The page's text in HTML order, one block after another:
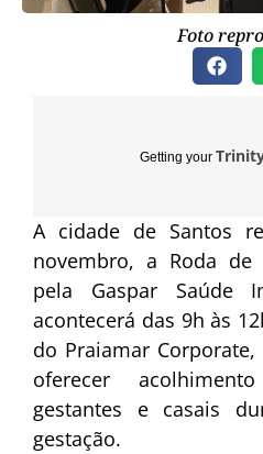
Foto
Getting your
A cidade de Santos
novembro, a Roda de
pela Gaspar Saúde
acontecerá das 9h às
do Praiamar
oferecer
gestantes e casais
gestação.